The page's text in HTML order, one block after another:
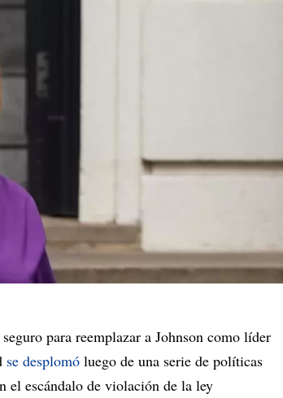
para reemplazar a Johnson como líder
se desplomó luego de una serie de políticas
el escándalo de violación de la ley